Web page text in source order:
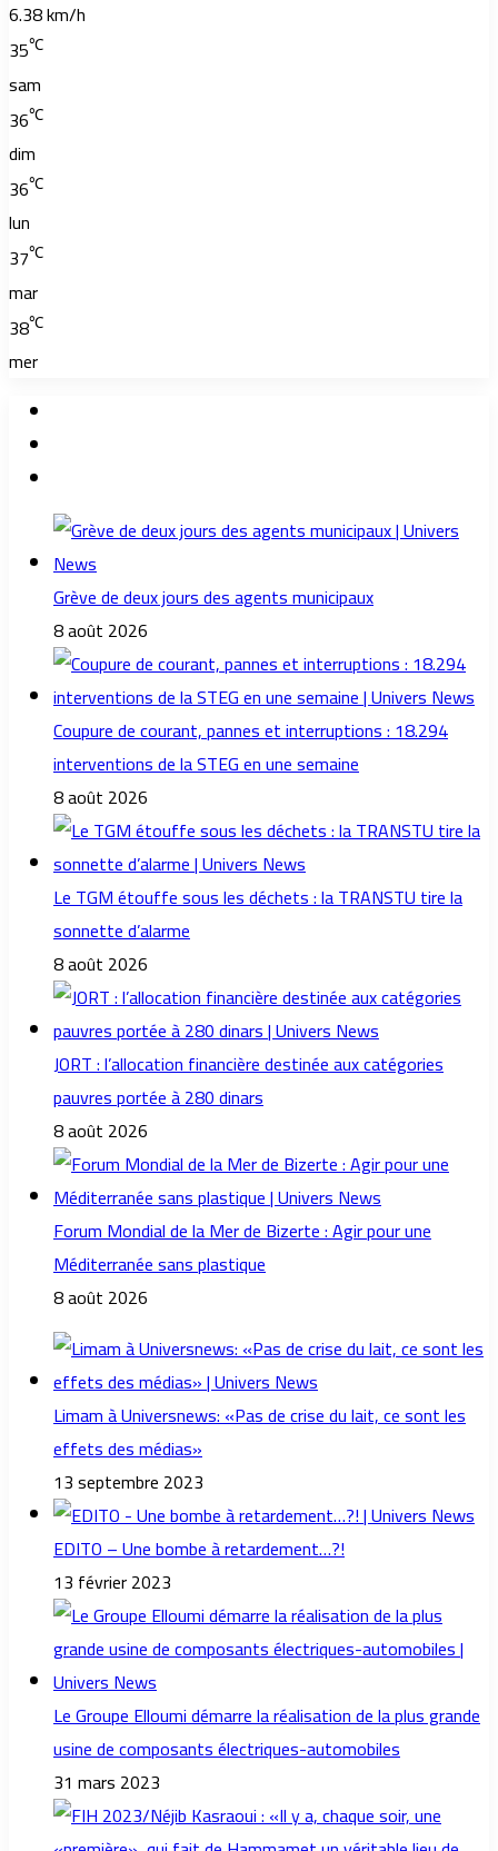
6.38 km/h
35℃
sam
36℃
dim
36℃
lun
37℃
mar
38℃
mer
Grève de deux jours des agents municipaux
8 août 2026
Coupure de courant, pannes et interruptions : 18.294
interventions de la STEG en une semaine
8 août 2026
Le TGM étouffe sous les déchets : la TRANSTU tire la
sonnette d’alarme
8 août 2026
JORT : l’allocation financière destinée aux catégories
pauvres portée à 280 dinars
8 août 2026
Forum Mondial de la Mer de Bizerte : Agir pour une
Méditerranée sans plastique
8 août 2026
Limam à Universnews: «Pas de crise du lait, ce sont les
effets des médias»
13 septembre 2023
EDITO – Une bombe à retardement…?!
13 février 2023
Le Groupe Elloumi démarre la réalisation de la plus grande
usine de composants électriques-automobiles
31 mars 2023